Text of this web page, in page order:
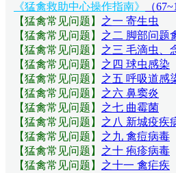
《猛禽救助中心操作指南》
（
【猛禽常见问题 】 之一 寄生虫
【猛禽常见问题 】 之二 脚部问题
【猛禽常见问题 】 之三 毛滴虫、
【猛禽常见问题 】 之四 球虫感染
【猛禽常见问题 】 之五 呼吸道感
【猛禽常见问题 】 之六 鼻窦炎
【猛禽常见问题 】 之七 曲霉菌
【猛禽常见问题 】 之八 新城疫疾
【猛禽常见问题 】 之九 禽痘病毒
【猛禽常见问题 】 之十 疱疹病毒
【猛禽常见问题 】 之十一 禽疟疾